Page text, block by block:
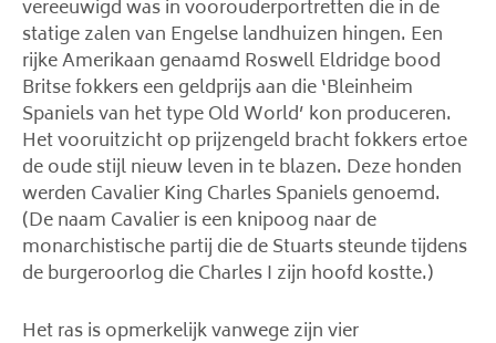
vereeuwigd was in voorouderportretten die in de
statige zalen van Engelse landhuizen hingen. Een
rijke Amerikaan genaamd Roswell Eldridge bood
Britse fokkers een geldprijs aan die ‘Bleinheim
Spaniels van het type Old World’ kon produceren.
Het vooruitzicht op prijzengeld bracht fokkers ertoe
de oude stijl nieuw leven in te blazen. Deze honden
werden Cavalier King Charles Spaniels genoemd.
(De naam Cavalier is een knipoog naar de
monarchistische partij die de Stuarts steunde tijdens
de burgeroorlog die Charles I zijn hoofd kostte.)
Het ras is opmerkelijk vanwege zijn vier